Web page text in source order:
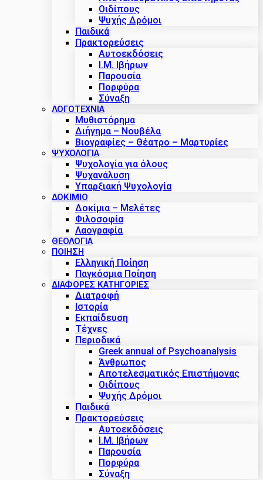
Οιδίπους
Ψυχής Δρόμοι
Παιδικά
Πρακτoρεύσεις
Αυτοεκδόσεις
Ι.Μ. Ιβήρων
Παρουσία
Πορφύρα
Σύναξη
ΛΟΓΟΤΕΧΝΙΑ
Μυθιστόρημα
Διήγημα – Νουβέλα
Βιογραφίες – Θέατρο – Μαρτυρίες
ΨΥΧΟΛΟΓΙΑ
Ψυχολογία για όλους
Ψυχανάλυση
Υπαρξιακή Ψυχολογία
ΔΟΚΊΜΙΟ
Δοκίμια – Μελέτες
Φιλοσοφία
Λαογραφία
ΘΕΟΛΟΓΙΑ
ΠΟΙΗΣΗ
Ελληνική Ποίηση
Παγκόσμια Ποίηση
ΔΙΑΦΟΡΕΣ ΚΑΤΗΓΟΡΙΕΣ
Διατροφή
Ιστορία
Εκπαίδευση
Τέχνες
Περιοδικά
Greek annual of Psychoanalysis
Άνθρωπος
Αποτελεσματικός Επιστήμονας
Οιδίπους
Ψυχής Δρόμοι
Παιδικά
Πρακτoρεύσεις
Αυτοεκδόσεις
Ι.Μ. Ιβήρων
Παρουσία
Πορφύρα
Σύναξη